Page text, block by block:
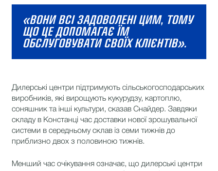
«ВОНИ ВСІ ЗАДОВОЛЕНІ ЦИМ, ТОМУ
ЩО ЦЕ ДОПОМАГАЄ ЇМ
ОБСЛУГОВУВАТИ СВОЇХ КЛІЄНТІВ».
Дилерські центри підтримують сільськогосподарських
виробників, які вирощують кукурудзу, картоплю,
соняшник та інші культури, сказав Снайдер. Завдяки
складу в Констанці час доставки нової зрошувальної
системи в середньому склав із семи тижнів до
приблизно двох з половиною тижнів.
Менший час очікування означає, що дилерські центри